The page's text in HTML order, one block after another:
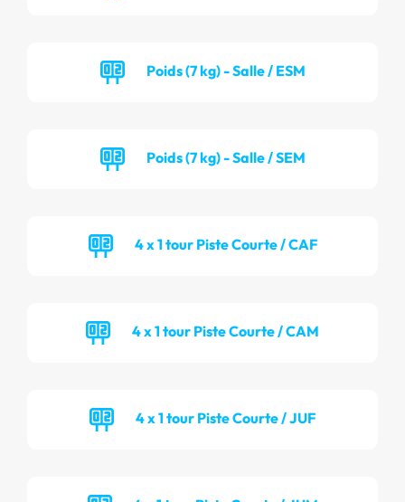
Poids (7 kg) - Salle / ESM
Poids (7 kg) - Salle / SEM
4 x 1 tour Piste Courte / CAF
4 x 1 tour Piste Courte / CAM
4 x 1 tour Piste Courte / JUF